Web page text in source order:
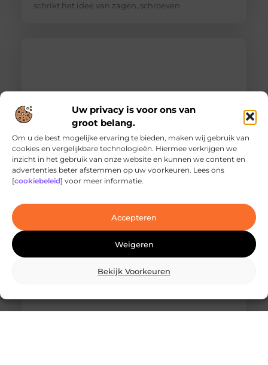
Uw privacy is voor ons van
groot belang.
Om u de best mogelijke ervaring te bieden, maken wij gebruik van
cookies en vergelijkbare technologieën. Hiermee verkrijgen we
inzicht in het gebruik van onze website en kunnen we content en
advertenties beter afstemmen op uw voorkeuren. Lees ons
[cookiebeleid] voor meer informatie.
Accepteren
Weigeren
Bekijk Voorkeuren
schrikt het idee van zagen, schroeven
Ontdek de innovatieve behandelingen in
jouw stad
laserbehandelingen in Den Haag? Dan ben je hier